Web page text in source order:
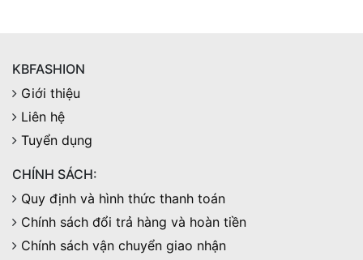
KBFASHION
Giới thiệu
Liên hệ
Tuyển dụng
CHÍNH SÁCH:
Quy định và hình thức thanh toán
Chính sách đổi trả hàng và hoàn tiền
Chính sách vận chuyển giao nhận